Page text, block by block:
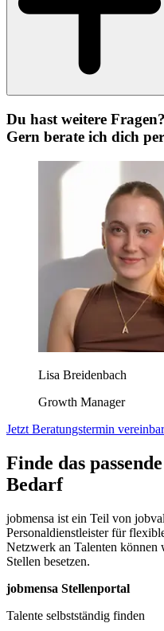
Du hast weitere Fragen?
Gern berate ich dich
Lisa Breidenbach
Growth Manager
Jetzt Beratungstermin
Finde das
Bedarf
jobmensa ist ein Teil von
Personaldienstleister für
Netzwerk an Talenten
Stellen besetzen.
jobmensa Stellenportal
Talente selbstständig finden